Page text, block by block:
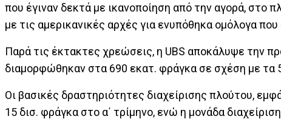
που έγιναν δεκτά με ικανοποίηση από την αγορά, στο
με τις αμερικανικές αρχές για ενυπόθηκα ομόλογα
Παρά τις έκτακτες χρεώσεις, η UBS αποκάλυψε την
διαμορφώθηκαν στα 690 εκατ. φράγκα σε σχέση με τα
Οι βασικές δραστηριότητες διαχείρισης πλούτου,
15 δισ. φράγκα στο α΄ τρίμηνο, ενώ η μονάδα